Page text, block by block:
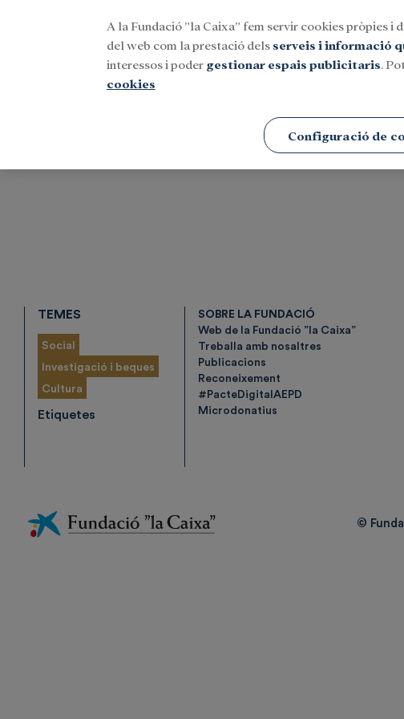
TEMES
Social
Investigació i beques
Cultura
Etiquetes
SOBRE LA FUNDACIÓ
Web de la Fundació ”la Caixa”
Treballa amb nosaltres
Publicacions
Reconeixement
#PacteDigitalAEPD
Microdonatius
©
A la Fundació ”la Caixa” fem servir cookies pròpies i
del web com la prestació dels serveis i informació
interessos i poder gestionar espais publicitaris.
cookies
Configuració de